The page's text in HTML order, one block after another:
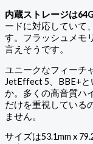
内蔵ストレージは
ードに対応していて
す。フラッシュメモ
言えそうです。
ユニークなフィーチ
JetEffect 5、BBE+
か。多くの高音質ハ
だけを重視している
ません。
サイズは53.1mm x